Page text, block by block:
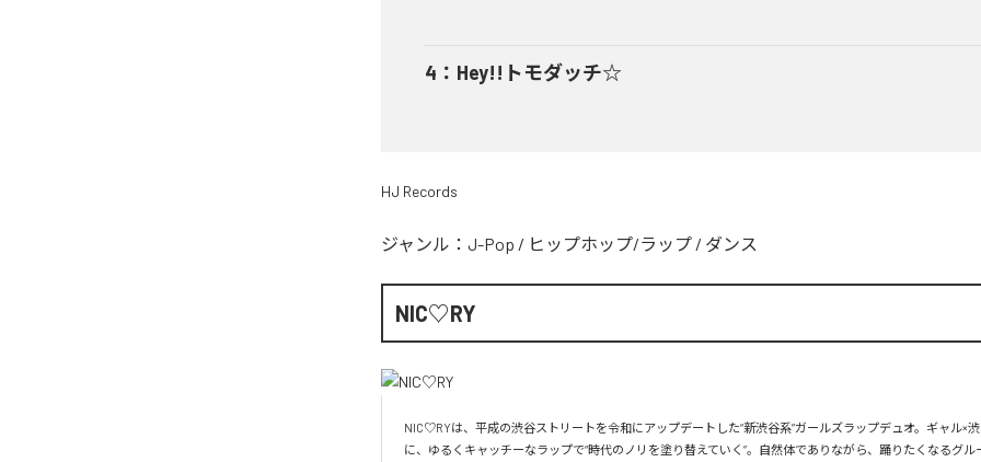
4 ： Hey!!トモダッチ☆
HJ Records
ジャンル： J-Pop / ヒップホップ/ラップ / ダンス
NIC♡RY
NIC♡RYは、平成の渋谷ストリートを令和にアップデートした“新渋谷系”ガールズラップデュオ。ギャル×
に、ゆるくキャッチーなラップで“時代のノリを塗り替えていく”。自然体でありながら、踊りたくなるグル